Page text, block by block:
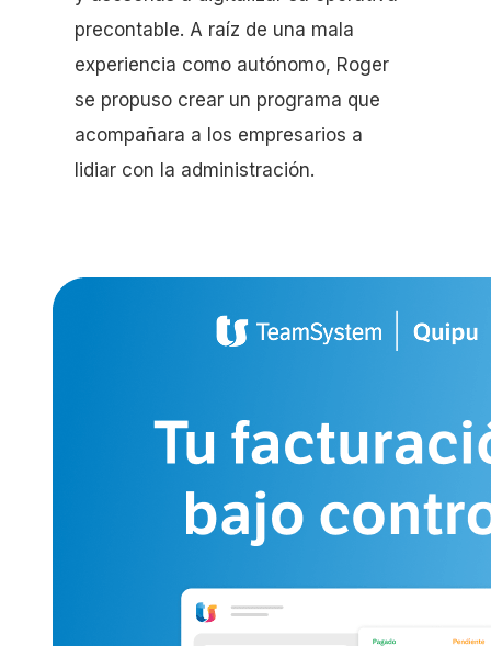
precontable. A raíz de una mala
experiencia como autónomo, Roger
se propuso crear un programa que
acompañara a los empresarios a
lidiar con la administración.